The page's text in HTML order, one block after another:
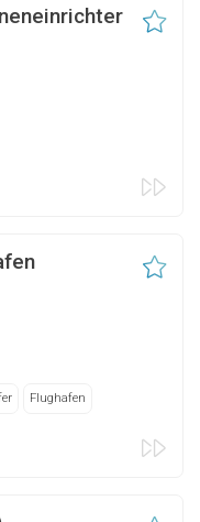
Flughafen